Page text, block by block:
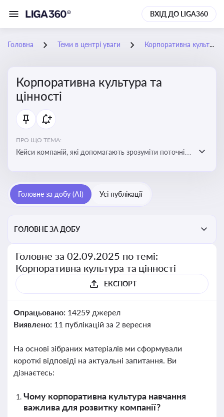
ВХІД ДО LIGA360
Головна Теми в центрі уваги Корпоративна культура та цінності
Корпоративна культура та
цінності
ПРО ЩО ТЕМА:
Кейси компаній, які допомагають зрозуміти поточні
бізнес-середовища
Головне за добу (AI) Усі публікації
ГОЛОВНЕ ЗА ДОБУ
Головне за 02.09.2025 по темі:
Корпоративна культура та цінності
ЕКСПОРТ
Опрацьовано: 14259 джерел
Виявлено: 11 публікацій за 2 вересня
На основі зібраних матеріалів ми сформували
короткі відповіді на актуальні запитання. Ви
дізнаєтесь:
Чому корпоративна культура навчання
важлива для розвитку компанії?